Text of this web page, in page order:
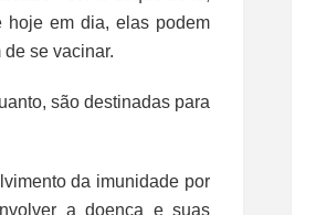
hoje em dia, elas podem
se vacinar.
são destinadas para
da imunidade por
a doença e suas